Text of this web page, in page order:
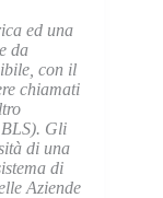
ed una
da
con il
chiamati
Gli
di una
di
Aziende